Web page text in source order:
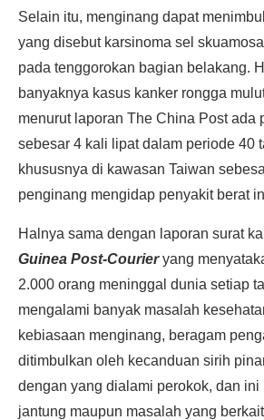
Selain itu, menginang dapat
yang disebut karsinoma sel
pada tenggorokan bagian belakang.
banyaknya kasus kanker rongga
menurut laporan The China Post ada
sebesar 4 kali lipat dalam periode 40
khususnya di kawasan Taiwan
penginang mengidap penyakit berat
Halnya sama dengan laporan surat
Guinea Post-Courieryang
2.000 orang meninggal dunia setiap
mengalami banyak masalah
kebiasaan menginang, beragam
ditimbulkan oleh kecanduan sirih
dengan yang dialami perokok, dan
jantung maupun masalah yang